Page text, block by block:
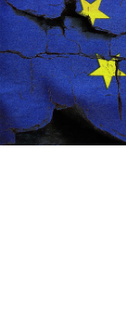
LES MARDIS DE LA
HISTORIQUE »
COLLIN ANNE20 JUIN 2023